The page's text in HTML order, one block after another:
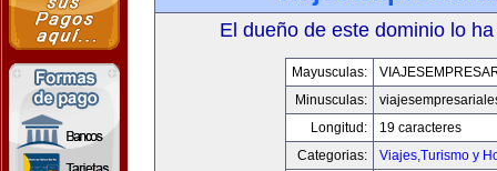
El dueño de este dominio lo
Mayusculas:
Minusculas:
Longitud:
19 caracteres
Categorias:
Viajes,Turismo y